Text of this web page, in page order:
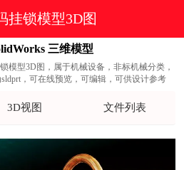
挂锁模型3D图
三维模型
模型3D图，属于机械设备，非标机械分类，
，可在线预览，可编辑，可供设计参考
3D视图 文件列表